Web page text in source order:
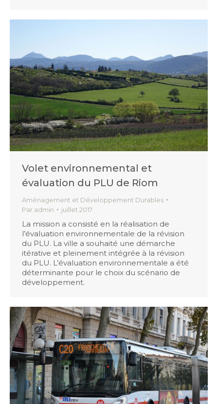
Volet environnemental et
évaluation du PLU de Riom
Aménagement et Développement Durables
Par admin juillet 2017
La mission a consisté en la réalisation de
l’évaluation environnementale de la révision
du PLU. La ville a souhaité une démarche
itérative et pleinement intégrée à la révision
du PLU. L’évaluation environnementale a été
déterminante pour le choix du scénario de
développement.